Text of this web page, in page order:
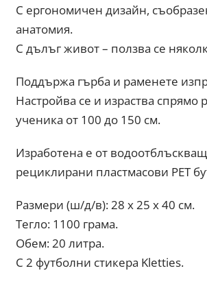
С ергономичен дизайн,
анатомия.
С дълъг живот – ползва се
Поддържа гърба и раменете
Настройва се и израства спрямо
ученика от 100 до 150 см.
Изработена е от
рециклирани пластмасови PET
Размери (ш/д/в): 28 x 25 x 40 см.
Тегло: 1100 грама.
Обем: 20 литра.
С 2 футболни стикера Kletties.